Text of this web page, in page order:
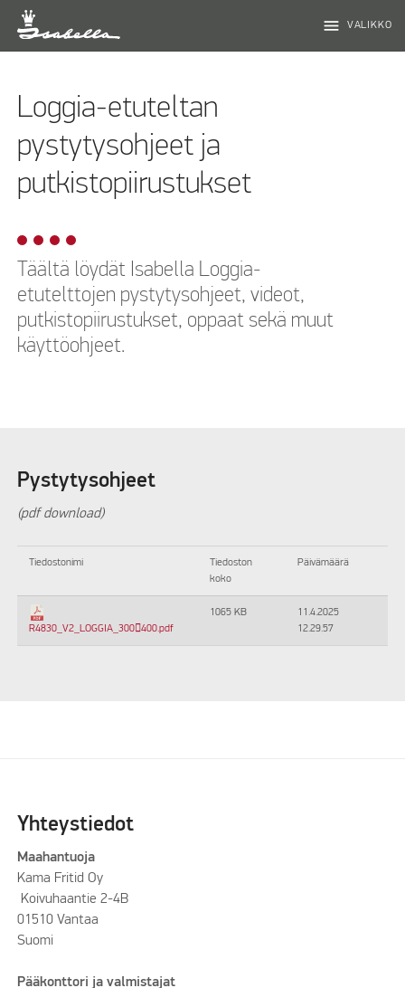
menu VALIKKO
Loggia-etuteltan
pystytysohjeet ja
putkistopiirustukset
Täältä löydät Isabella Loggia-
etutelttojen pystytysohjeet, videot,
putkistopiirustukset, oppaat sekä muut
käyttöohjeet.
Pystytysohjeet
(pdf download)
Tiedostonimi
Tiedoston
koko
Päivämäärä
R4830_V2_LOGGIA_300400.pdf
1065 KB
11.4.2025
12.29.57
Yhteystiedot
Maahantuoja
Kama Fritid Oy
Koivuhaantie 2-4B
01510 Vantaa
Suomi
Pääkonttori ja valmistajat